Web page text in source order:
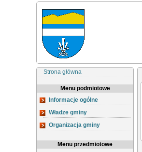
Strona główna
Menu podmiotowe
Informacje ogólne
Władze gminy
Organizacja gminy
Menu przedmiotowe